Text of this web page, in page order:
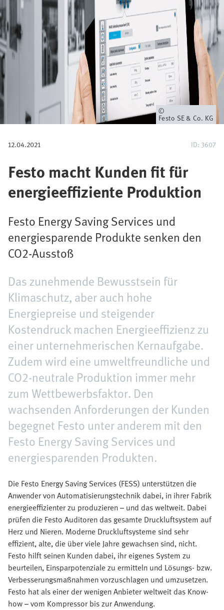
i
g
a
t
i
o
n
Eigentümer
Festo SE & Co. KG
12.04.2021 ID: 3607
Festo macht Kunden fit für
energieeffiziente Produktion
Festo Energy Saving Services und
energiesparende Produkte senken den
CO2-Ausstoß
Das zunehmende Bewusstsein für
Klimaschutz, aber auch hohe
Energiepreise und steigender
Kostendruck machen Energieeffizienz zu
einer unternehmerischen Kernaufgabe.
Zudem wird eine umweltfreundliche und
CO2-neutrale Produktion immer mehr
zum Wettbewerbsfaktor. Den
wachsenden Anforderungen der Kunden
begegnet Festo unter anderem mit den
Festo Energy Saving Services und
energiesparenden Produkten.
Die Festo Energy Saving Services (FESS) unterstützen die
Anwender von Automatisierungstechnik dabei, in ihrer Fabrik
energieeffizienter zu produzieren – und das weltweit. Dabei
prüfen die Festo Auditoren das gesamte Druckluftsystem auf
Herz und Nieren. Moderne Druckluftsysteme sind sehr
effizient, alte, die über viele Jahre gewachsen sind, nicht.
Festo hilft seinen Kunden dabei, ihr eigenes System zu
beurteilen, Einsparpotenziale zu ermitteln und Lösungs- bzw.
Verbesserungsmaßnahmen vorzuschlagen und umzusetzen.
Festo hat als einer der wenigen Anbieter weltweit das Know-
how – vom Kompressor bis zur Anwendung.